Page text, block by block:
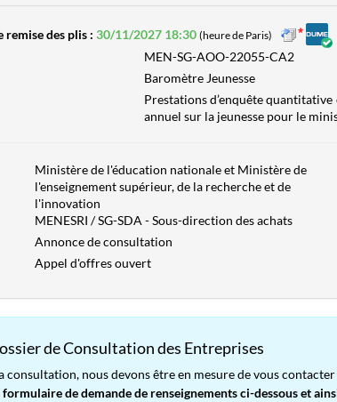
remise des plis : 30/11/2027 18:30 (heure de Paris)
MEN-SG-AOO-22055-CA2
Baromètre Jeunesse
Prestations d’enquête
annuel sur la jeunesse pour le
Ministère de l'éducation nationale et Ministère de
l'enseignement supérieur, de la recherche et de
l'innovation
MENESRI / SG-SDA - Sous-direction des achats
Annonce de consultation
Appel d'offres ouvert
de Consultation des Entreprises
consultation, nous devons être en mesure de vous
de demande de renseignements ci-dessous et